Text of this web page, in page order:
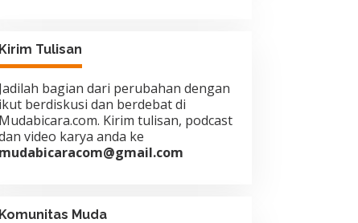
Kirim Tulisan
Jadilah bagian dari perubahan dengan
ikut berdiskusi dan berdebat di
Mudabicara.com. Kirim tulisan, podcast
video karya anda ke
mudabicaracom@gmail.com
Komunitas Muda